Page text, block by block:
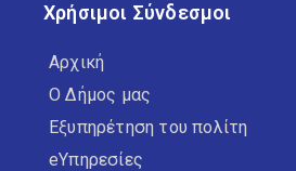
Χρήσιμοι Σύνδεσμοι
Αρχική
Ο Δήμος μας
Εξυπηρέτηση του πολίτη
eΥπηρεσίες